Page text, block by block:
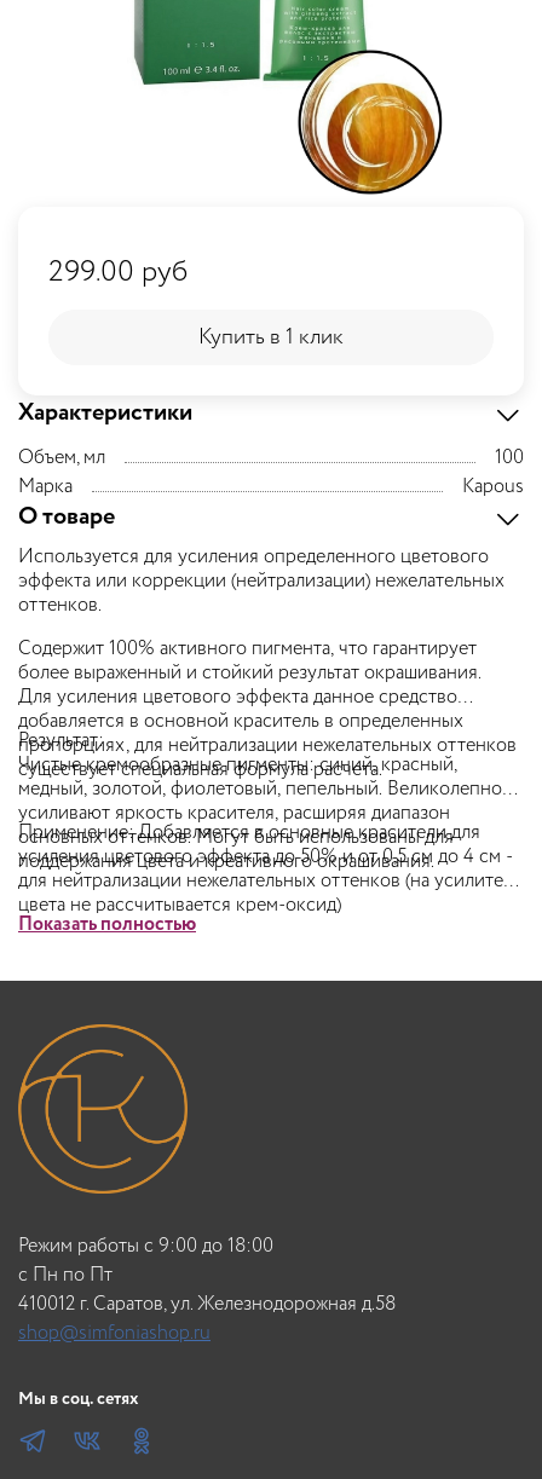
Характеристики
Объем, мл
100
Марка
Kapous
О товаре
Используется для усиления определенного цветового
эффекта или коррекции (нейтрализации) нежелательных
оттенков.
Содержит 100% активного пигмента, что гарантирует
более выраженный и стойкий результат окрашивания.
Для усиления цветового эффекта данное средство
добавляется в основной краситель в определенных
пропорциях, для нейтрализации нежелательных оттенков
существует специальная формула расчета.
Результат:
Чистые кремообразные пигменты: синий, красный,
медный, золотой, фиолетовый, пепельный. Великолепно
усиливают яркость красителя, расширяя диапазон
основных оттенков. Могут быть использованы для
поддержания цвета и креативного окрашивания.
Применение:Добавляется в основные красители для
усиления цветового эффекта до 50% и от 0,5 см до 4 см -
для нейтрализации нежелательных оттенков (на усилители
цвета не рассчитывается крем-оксид)
Показать полностью
299.00 руб
Купить в 1 клик
Купить в 1 клик
Режим работы с 9:00 до 18:00
c Пн по Пт
410012 г. Саратов, ул. Железнодорожная д.58
shop@simfoniashop.ru
Мы в соц. сетях